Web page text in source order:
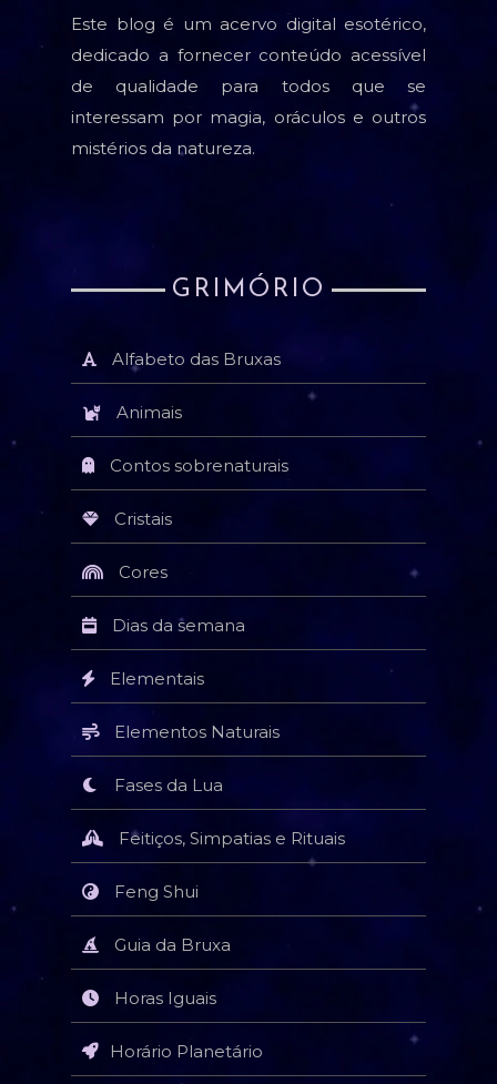
Este blog é um acervo digital esotérico,
dedicado a fornecer conteúdo acessível
de qualidade para todos que se
interessam por magia, oráculos e outros
mistérios da natureza.
GRIMÓRIO
Alfabeto das Bruxas
Animais
Contos sobrenaturais
Cristais
Cores
Dias da semana
Elementais
Elementos Naturais
Fases da Lua
Feitiços, Simpatias e Rituais
Feng Shui
Guia da Bruxa
Horas Iguais
Horário Planetário